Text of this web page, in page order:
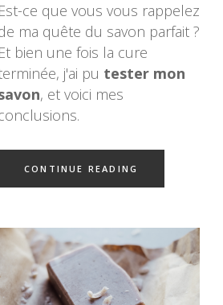
Est-ce que vous vous rappelez
ma quête du savon parfait ?
Et bien une fois la cure
j'ai pu tester mon
, et voici mes
CONTINUE READING